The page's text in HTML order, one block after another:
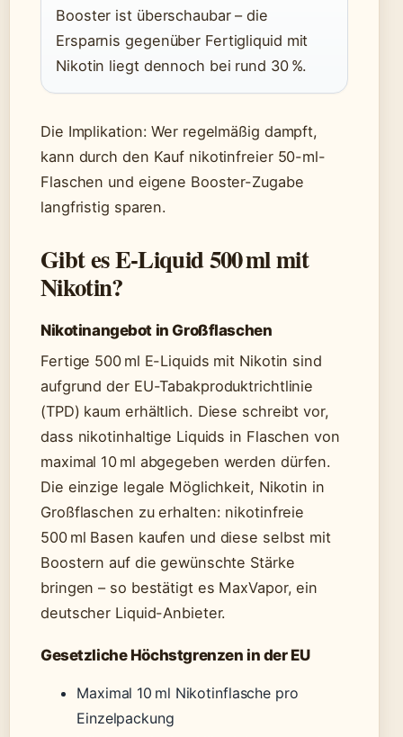
Booster ist überschaubar – die
Ersparnis gegenüber Fertigliquid mit
Nikotin liegt dennoch bei rund 30 %.
Die Implikation: Wer regelmäßig dampft,
kann durch den Kauf nikotinfreier 50-ml-
Flaschen und eigene Booster-Zugabe
langfristig sparen.
Gibt es E-Liquid 500 ml mit
Nikotin?
Nikotinangebot in Großflaschen
Fertige 500 ml E-Liquids mit Nikotin sind
aufgrund der EU-Tabakproduktrichtlinie
(TPD) kaum erhältlich. Diese schreibt vor,
dass nikotinhaltige Liquids in Flaschen von
maximal 10 ml abgegeben werden dürfen.
Die einzige legale Möglichkeit, Nikotin in
Großflaschen zu erhalten: nikotinfreie
500 ml Basen kaufen und diese selbst mit
Boostern auf die gewünschte Stärke
bringen – so bestätigt es MaxVapor, ein
deutscher Liquid-Anbieter.
Gesetzliche Höchstgrenzen in der EU
Maximal 10 ml Nikotinflasche pro
Einzelpackung